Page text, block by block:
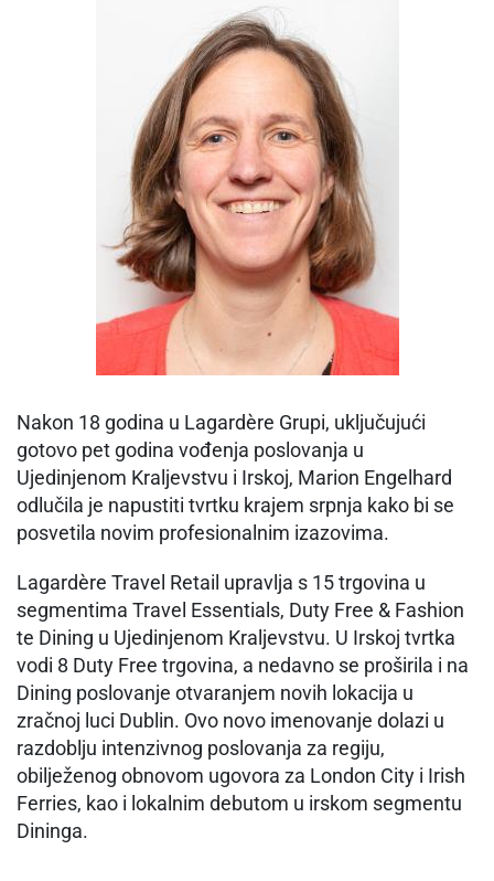
Nakon 18 godina u Lagardère Grupi, uključujući
gotovo pet godina vođenja poslovanja u
Ujedinjenom Kraljevstvu i Irskoj, Marion Engelhard
odlučila je napustiti tvrtku krajem srpnja kako bi se
posvetila novim profesionalnim izazovima.
Lagardère Travel Retail upravlja s 15 trgovina u
segmentima Travel Essentials, Duty Free & Fashion
te Dining u Ujedinjenom Kraljevstvu. U Irskoj tvrtka
vodi 8 Duty Free trgovina, a nedavno se proširila i na
Dining poslovanje otvaranjem novih lokacija u
zračnoj luci Dublin. Ovo novo imenovanje dolazi u
razdoblju intenzivnog poslovanja za regiju,
obilježenog obnovom ugovora za London City i Irish
Ferries, kao i lokalnim debutom u irskom segmentu
Dininga.